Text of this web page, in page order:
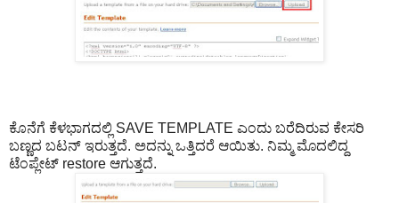
ಕೊನೆಗೆ ಕೆಳಭಾಗದಲ್ಲಿ SAVE TEMPLATE ಎಂದು ಬರೆದಿರುವ ಕೇಸರಿ
ಬಣ್ಣದ ಬಟನ್ ಇರುತ್ತದೆ. ಅದನ್ನು ಒತ್ತಿದರೆ ಆಯಿತು. ನಿಮ್ಮ ಮೊದಲಿದ್ದ
ಟೆಂಪ್ಲೇಟ್ restore ಆಗುತ್ತದೆ.